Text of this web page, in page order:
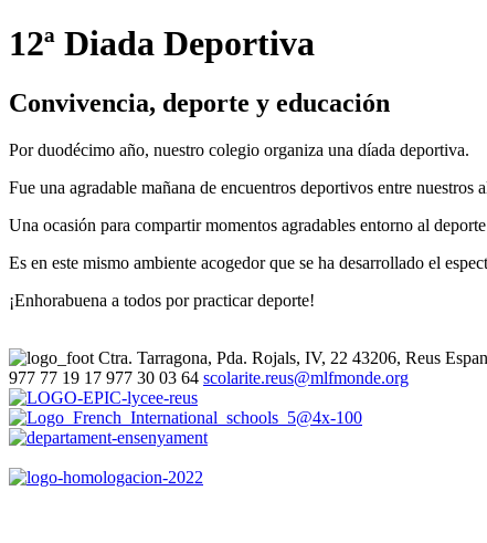
12ª Diada Deportiva
Convivencia, deporte y educación
Por duodécimo año, nuestro colegio organiza una díada deportiva.
Fue una agradable mañana de encuentros deportivos entre
Una ocasión para compartir momentos agradables entorno al
Es en este mismo ambiente acogedor que se ha desarrollado el
¡Enhorabuena a todos por practicar deporte!
Ctra. Tarragona, Pda. Rojals, IV, 22 43206, Reus
977 77 19 17 977 30 03 64 scolarite.reus@mlfmonde.org